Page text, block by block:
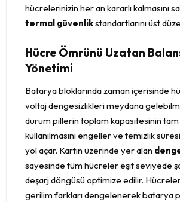
hücrelerinizin her an kararlı kalmasını
termal güvenlikstandartlarını üst
Hücre Ömrünü Uzatan
Yönetimi
Batarya bloklarında zaman içerisinde
voltaj dengesizlikleri meydana
durum pillerin toplam kapasitesinin
kullanılmasını engeller ve temizlik
yol açar. Kartın üzerinde yer alan
sayesinde tüm hücreler eşit seviyede
deşarj döngüsü optimize edilir.
gerilim farkları dengelenerek batarya